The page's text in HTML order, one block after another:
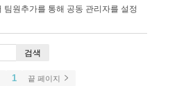
원추가를 통해 공동 관리자를 설정
검색
1 끝 페이지